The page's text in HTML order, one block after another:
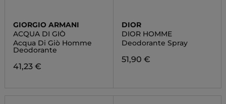
GIORGIO ARMANI
ACQUA DI GIÒ
Acqua Di Giò Homme
Deodorante
41,23 €
DIOR
DIOR HOMME
Deodorante Spray
51,90 €